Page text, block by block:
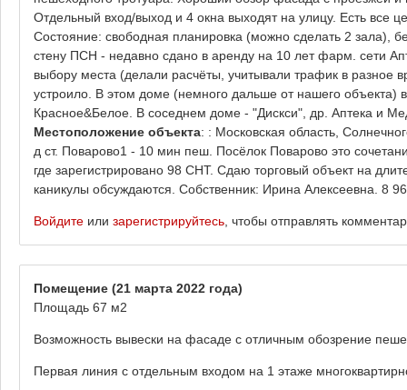
Отдельный вход/выход и 4 окна выходят на улицу. Есть все
Состояние: свободная планировка (можно сделать 2 зала),
стену ПСН - недавно сдано в аренду на 10 лет фарм. сети
выбору места (делали расчёты, учитывали трафик в разное
устроило. В этом доме (немного дальше от нашего
Красное&Белое. В соседнем доме - "Дискси", др. Аптека и
Местоположение объекта: : Московская область,
д ст. Поварово1 - 10 мин пеш. Посёлок Поварово это
где зарегистрировано 98 СНТ. Сдаю торговый объект на
каникулы обсуждаются. Собственник: Ирина Алексеевна. 8
Войдите или зарегистрируйтесь , чтобы отправлять
Помещение (21 марта 2022 года)
Площадь 67 м2
Возможность вывески на фасаде с отличным обозрение
Первая линия с отдельным входом на 1 этаже